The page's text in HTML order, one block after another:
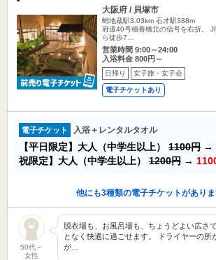
大阪府 / 貝塚市
蛸地蔵駅3.03km 石才駅388m
府道40号積善橋北の信号を右折。
ら徒歩7…
営業時間 9:00～24:00
入浴料金 800円～
日帰り 女子旅・女子会
電子チケットあり
電子チケット 入浴＋レンタルタオル
【平日限定】大人（中学生以上） 1100円 →
祝限定】大人（中学生以上） 1200円 →
他にも3種類の電子チケットがあり
50代～
女性
脱衣場も、お風呂場も、ちょうどよい広さ
となく快適に過ごせます。 ドライヤーの所
が…